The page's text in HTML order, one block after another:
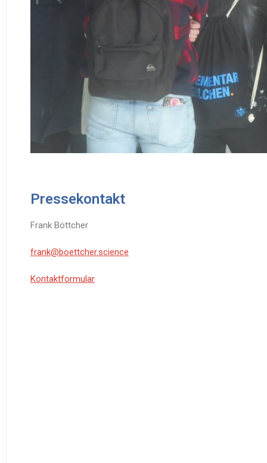
Pressekontakt
Frank Böttcher
frank@boettcher.science
Kontaktformular